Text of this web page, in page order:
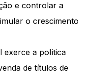
e controlar a
o crescimento
exerce a política
de títulos de